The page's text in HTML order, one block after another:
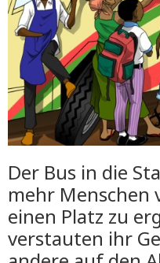
Der Bus in die
mehr Menschen
einen Platz zu
verstauten ihr